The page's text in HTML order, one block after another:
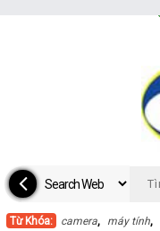
Từ Khóa: camera, máy tính,